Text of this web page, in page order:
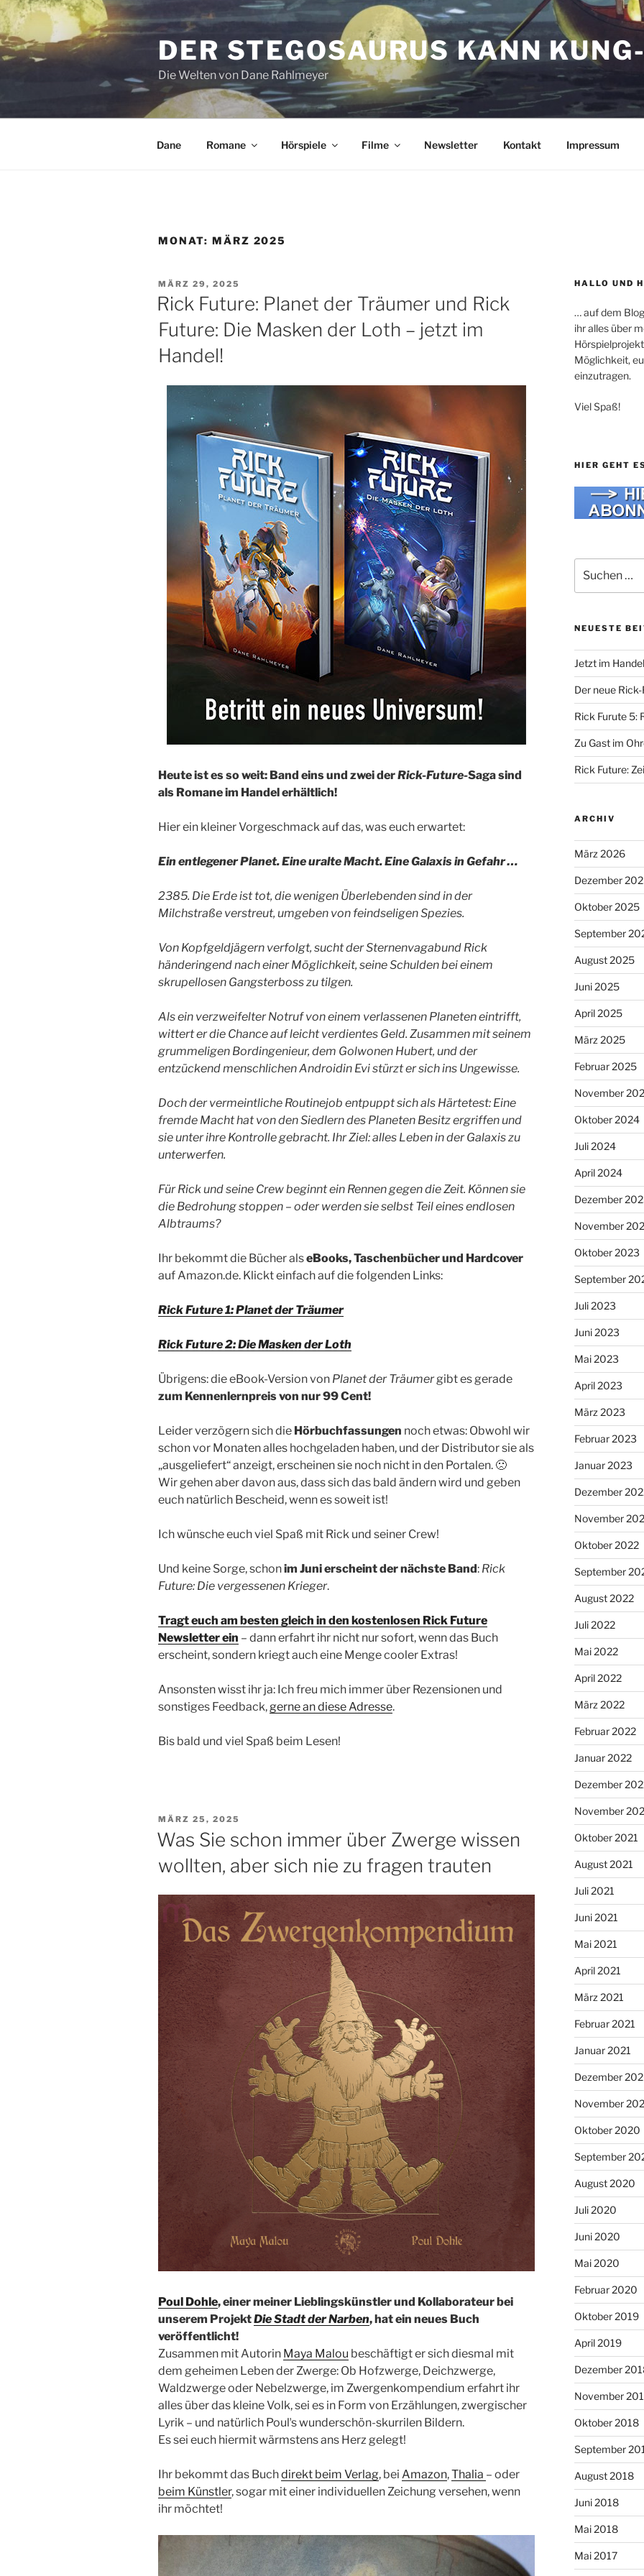
Zum
Inhalt
springen
DER STEGOSAURUS KANN
Die Welten von Dane Rahlmeyer
Dane Romane Hörspiele Filme Newsletter Kontakt Impressum
MONAT: MÄRZ 2025
VERÖFFENTLICHT
AM
MÄRZ 29, 2025
Rick Future: Planet der Träumer und Rick
Future: Die Masken der Loth – jetzt im
Handel!
Heute ist es so weit: Band eins und zwei derRick-Future-Saga sind
als Romane im Handel erhältlich!
Hier ein kleiner Vorgeschmack auf das, was euch erwartet:
Ein entlegener Planet. Eine uralte Macht. Eine Galaxis in Gefahr …
2385. Die Erde ist tot, die wenigen Überlebenden sind in der
Milchstraße verstreut, umgeben von feindseligen Spezies.
Von Kopfgeldjägern verfolgt, sucht der Sternenvagabund Rick
händeringend nach einer Möglichkeit, seine Schulden bei einem
skrupellosen Gangsterboss zu tilgen.
Als ein verzweifelter Notruf von einem verlassenen Planeten eintrifft,
wittert er die Chance auf leicht verdientes Geld. Zusammen mit seinem
grummeligen Bordingenieur, dem Golwonen Hubert, und der
entzückend menschlichen Androidin Evi stürzt er sich ins Ungewisse.
Doch der vermeintliche Routinejob entpuppt sich als Härtetest: Eine
fremde Macht hat von den Siedlern des Planeten Besitz ergriffen und
sie unter ihre Kontrolle gebracht. Ihr Ziel: alles Leben in der Galaxis zu
unterwerfen.
Für Rick und seine Crew beginnt ein Rennen gegen die Zeit. Können sie
die Bedrohung stoppen – oder werden sie selbst Teil eines endlosen
Albtraums?
Ihr bekommt die Bücher alseBooks, Taschenbücher und Hardcover
auf Amazon.de. Klickt einfach auf die folgenden Links:
Rick Future 1: Planet der Träumer
Rick Future 2: Die Masken der Loth
Übrigens: die eBook-Version von Planet der Träumergibt es gerade
zum Kennenlernpreis von nur 99 Cent!
Leider verzögern sich die Hörbuchfassungen noch etwas: Obwohl wir
schon vor Monaten alles hochgeladen haben, und der Distributor sie als
„ausgeliefert“ anzeigt, erscheinen sie noch nicht in den Portalen. 🙁
Wir gehen aber davon aus, dass sich das bald ändern wird und geben
euch natürlich Bescheid, wenn es soweit ist!
Ich wünsche euch viel Spaß mit Rick und seiner Crew!
Und keine Sorge, schonim Juni erscheint der nächste Band: Rick
Future: Die vergessenen Krieger.
Tragt euch am besten gleich in den kostenlosen Rick Future
Newsletter ein – dann erfahrt ihr nicht nur sofort, wenn das Buch
erscheint, sondern kriegt auch eine Menge cooler Extras!
Ansonsten wisst ihr ja: Ich freu mich immer über Rezensionen und
sonstiges Feedback, gerne an diese Adresse.
Bis bald und viel Spaß beim Lesen!
VERÖFFENTLICHT
MÄRZ 25, 2025
Was Sie schon immer über Zwerge wissen
wollten, aber sich nie zu fragen trauten
Poul Dohle, einer meiner Lieblingskünstler und Kollaborateur bei
unserem ProjektDie Stadt der Narben, hat ein neues Buch
veröffentlicht!
Zusammen mit Autorin Maya Malou beschäftigt er sich diesmal mit
dem geheimen Leben der Zwerge: Ob Hofzwerge, Deichzwerge,
Waldzwerge oder Nebelzwerge, im Zwergenkompendium erfahrt ihr
alles über das kleine Volk, sei es in Form von Erzählungen, zwergischer
Lyrik – und natürlich Poulʼs wunderschön-skurrilen Bildern.
Es sei euch hiermit wärmstens ans Herz gelegt!
Ihr bekommt das Buchdirekt beim Verlag, bei Amazon,Thalia – oder
beim Künstler, sogar mit einer individuellen Zeichung versehen, wenn
ihr möchtet!
HALLO UND
… auf dem
ihr alles über
Möglichkeit,
einzutragen.
Viel Spaß!
HIER GEHT
nach:
NEUESTE
Jetzt im
Der neue
Rick Furute 5:
Zu Gast im
Rick Future:
ARCHIV
März 2026
Dezember
Oktober 2025
September
August 2025
Juni 2025
April 2025
März 2025
Februar 2025
November
Oktober 2024
Juli 2024
April 2024
Dezember
November
Oktober 2023
September
Juli 2023
Juni 2023
Mai 2023
April 2023
März 2023
Februar 2023
Januar 2023
Dezember
November
Oktober 2022
September
August 2022
Juli 2022
Mai 2022
April 2022
März 2022
Februar 2022
Januar 2022
Dezember
November
Oktober 2021
August 2021
Juli 2021
Juni 2021
Mai 2021
April 2021
März 2021
Februar 2021
Januar 2021
Dezember
November
Oktober 2020
September
August 2020
Juli 2020
Juni 2020
Mai 2020
Februar 2020
Oktober 2019
April 2019
Dezember
November
Oktober 2018
September
August 2018
Juni 2018
Mai 2018
Mai 2017